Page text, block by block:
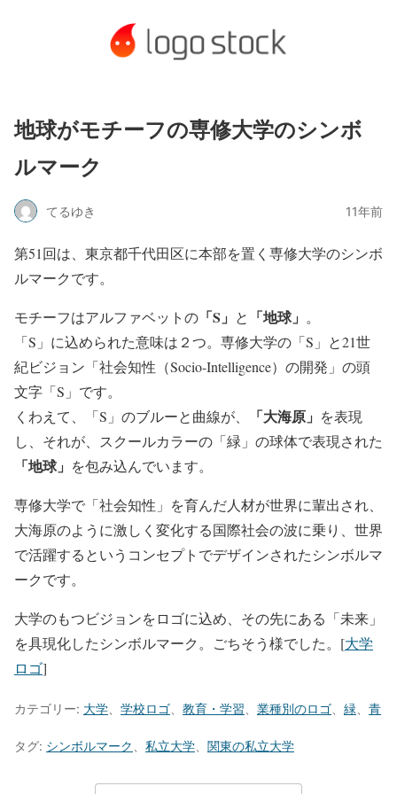
地球がモチーフの専修大学のシンボ
ルマーク
てるゆき 11年前
第51回は、東京都千代田区に本部を置く専修大学のシンボ
ルマークです。
モチーフはアルファベットの 「S」 と 「地球」 。
「S」に込められた意味は２つ。専修大学の「S」と21世
紀ビジョン「社会知性（Socio-Intelligence）の開発」の頭
文字「S」です。
くわえて、「S」のブルーと曲線が、
「大海原」 を表現
し、それが、スクールカラーの「緑」の球体で表現された
「地球」 を包み込んでいます。
専修大学で「社会知性」を育んだ人材が世界に輩出され、
大海原のように激しく変化する国際社会の波に乗り、世界
で活躍するというコンセプトでデザインされたシンボルマ
ークです。
大学のもつビジョンをロゴに込め、その先にある「未来」
を具現化したシンボルマーク。ごちそう様でした。[大学
ロゴ]
カテゴリー: 大学 学校ロゴ 教育・学習 業種別のロゴ 緑 青
タグ: シンボルマーク 私立大学 関東の私立大学